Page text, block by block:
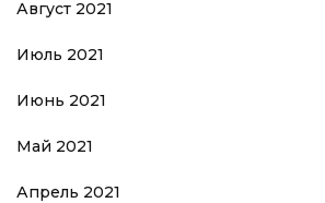
Август 2021
Июль 2021
Июнь 2021
Май 2021
Апрель 2021